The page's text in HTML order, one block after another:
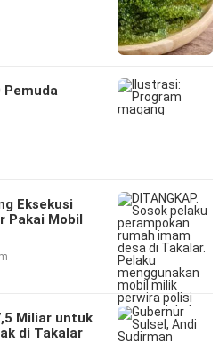
Pemuda
Eksekusi
Pakai Mobil
Miliar untuk
di Takalar